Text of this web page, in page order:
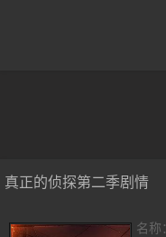
真正的侦探第二季剧情
名称：